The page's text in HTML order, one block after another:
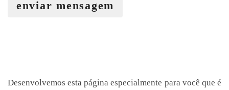
enviar mensagem
Desenvolvemos esta página especialmente para você que é